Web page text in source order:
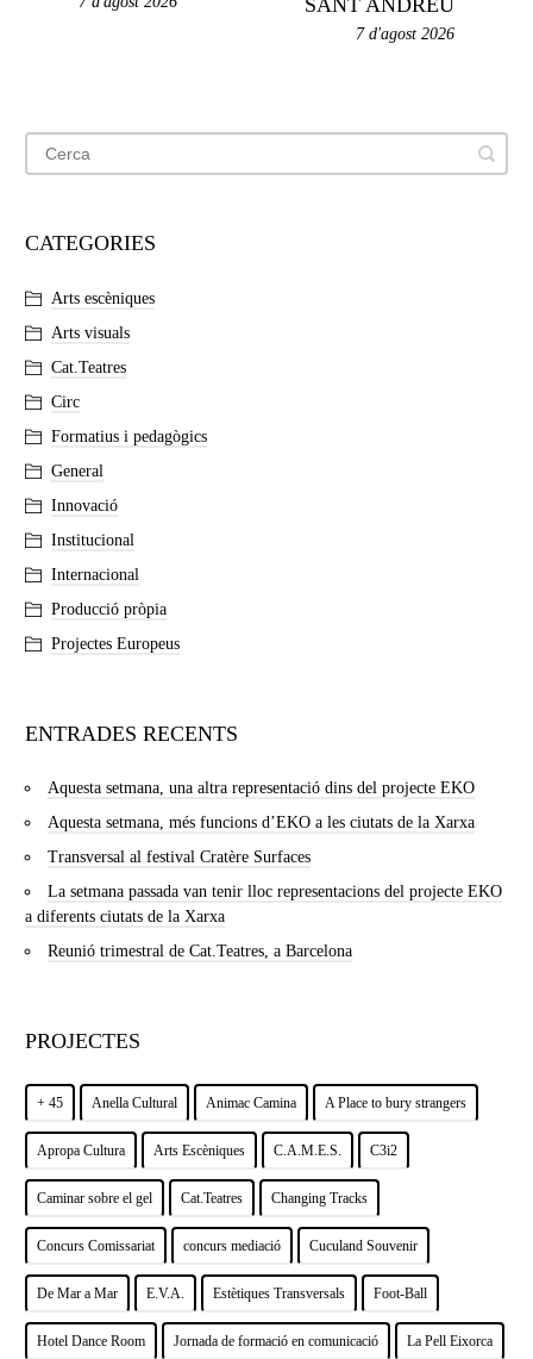
SANT ANDREU
7 d'agost 2026
CATEGORIES
Arts escèniques
Arts visuals
Cat.Teatres
Circ
Formatius i pedagògics
General
Innovació
Institucional
Internacional
Producció pròpia
Projectes Europeus
ENTRADES RECENTS
Aquesta setmana, una altra representació dins del projecte EKO
Aquesta setmana, més funcions d’EKO a les ciutats de la Xarxa
Transversal al festival Cratère Surfaces
La setmana passada van tenir lloc representacions del projecte EKO
a diferents ciutats de la Xarxa
Reunió trimestral de Cat.Teatres, a Barcelona
PROJECTES
+ 45 Anella Cultural Animac Camina A Place to bury strangers
Apropa Cultura Arts Escèniques C.A.M.E.S. C3i2
Caminar sobre el gel Cat.Teatres Changing Tracks
Concurs Comissariat concurs mediació Cuculand Souvenir
De Mar a Mar E.V.A. Estètiques Transversals Foot-Ball
Hotel Dance Room Jornada de formació en comunicació La Pell Eixorca